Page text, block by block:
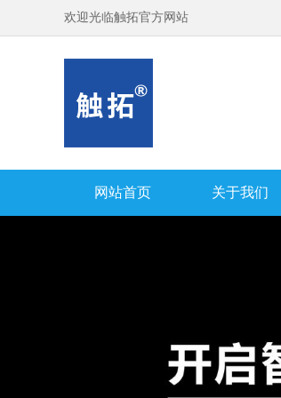
欢迎光临触拓官方网站
网站首页 关于我们